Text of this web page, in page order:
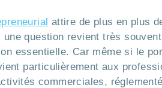
attire de plus en plus
question revient très
essentielle. Car même si le
particulièrement aux
commerciales,